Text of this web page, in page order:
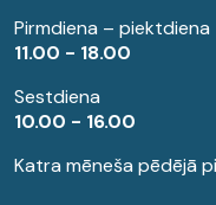
Pirmdiena – piektdiena
11.00 - 18.00
Sestdiena
10.00 - 16.00
Katra mēneša pēdējā